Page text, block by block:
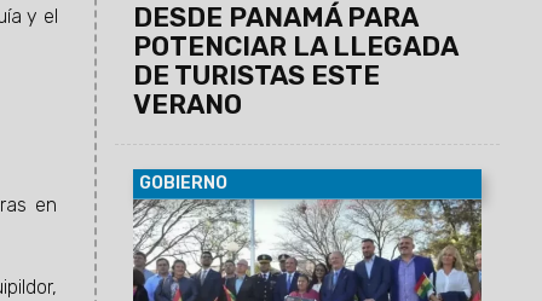
y el
en
DESDE PANAMÁ PARA
POTENCIAR LA LLEGADA
DE TURISTAS ESTE
VERANO
GOBIERNO
07/08/2026
Antonio Marocco
acompañó la conmemoración del
Consulado de Bolivia en Salta, donde se
destacó la histórica hermandad entre